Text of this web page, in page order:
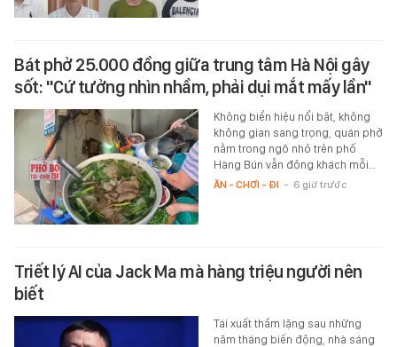
Bát phở 25.000 đồng giữa trung tâm Hà Nội gây
sốt: "Cứ tưởng nhìn nhầm, phải dụi mắt mấy lần"
Không biển hiệu nổi bật, không
không gian sang trọng, quán phở
nằm trong ngõ nhỏ trên phố
Hàng Bún vẫn đông khách mỗi…
ĂN - CHƠI - ĐI - 6 giờ trước
Triết lý AI của Jack Ma mà hàng triệu người nên
biết
Tái xuất thầm lặng sau những
năm tháng biến động, nhà sáng